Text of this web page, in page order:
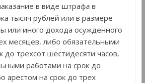
в виде штрафа в
тысяч рублей или в размере
или иного дохода осужденного
месяцев, либо обязательными
до трехсот шестидесяти часов,
работами на срок до
арестом на срок до трех